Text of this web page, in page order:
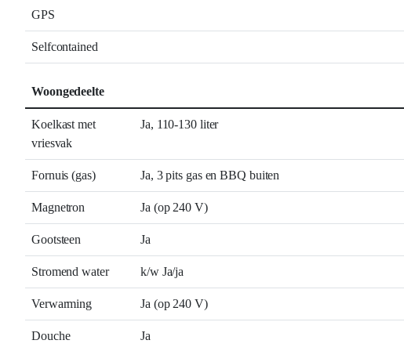
GPS
Selfcontained
Woongedeelte
Koelkast met
vriesvak
Ja, 110-130 liter
Fornuis (gas) Ja, 3 pits gas en BBQ buiten
Magnetron Ja (op 240 V)
Gootsteen Ja
Stromend water k/w Ja/ja
Verwarming Ja (op 240 V)
Douche Ja